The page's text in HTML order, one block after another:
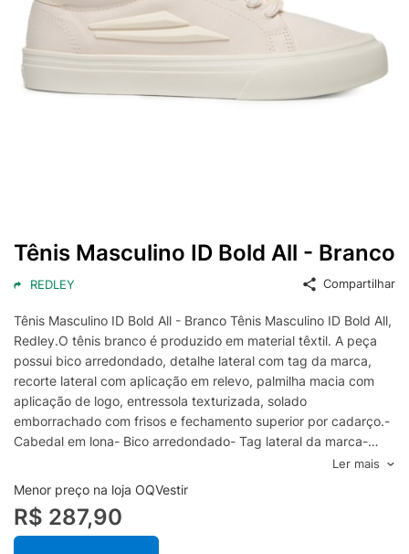
Tênis Masculino ID Bold All - Branco
REDLEY Compartilhar
Tênis Masculino ID Bold All - Branco Tênis Masculino ID Bold All,
Redley.O tênis branco é produzido em material têxtil. A peça
possui bico arredondado, detalhe lateral com tag da marca,
recorte lateral com aplicação em relevo, palmilha macia com
aplicação de logo, entressola texturizada, solado
emborrachado com frisos e fechamento superior por cadarço.-
Cabedal em lona- Bico arredondado- Tag lateral da marca-
Palmilha com logo- Recorte lateral com aplicação em relevo-
Entressola em borracha- Solado com frisos antiderrapantes-
Fechamento por cadarçoEspecificações & Cuidados:Material:
TêxtilCor: BrancoMarca: Hering
Ler mais
Menor preço na loja OQVestir
R$ 287,90